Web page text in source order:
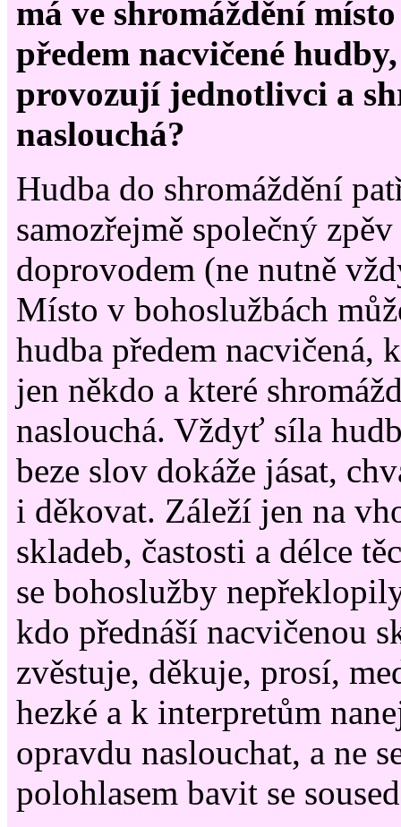
má ve shromáždění
předem nacvičené
provozují jednotlivci a
naslouchá?
Hudba do shromáždění
samozřejmě společný
doprovodem (ne nutně
Místo v bohoslužbách
hudba předem nacvičená,
jen někdo a které
naslouchá. Vždyť síla
beze slov dokáže jásat,
i děkovat. Záleží jen na
skladeb, častosti a délce
se bohoslužby
kdo přednáší nacvičenou
zvěstuje, děkuje, prosí,
hezké a k interpretům
opravdu naslouchat, a ne
polohlasem bavit se